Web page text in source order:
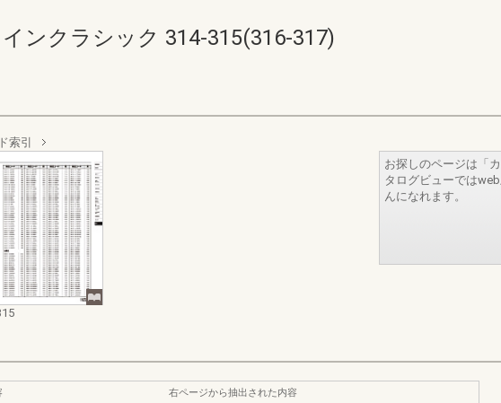
ンクラシック 314-315(316-317)
索引
お探しのページは「
タログビューでは
んになれます。
右ページから抽出された内容